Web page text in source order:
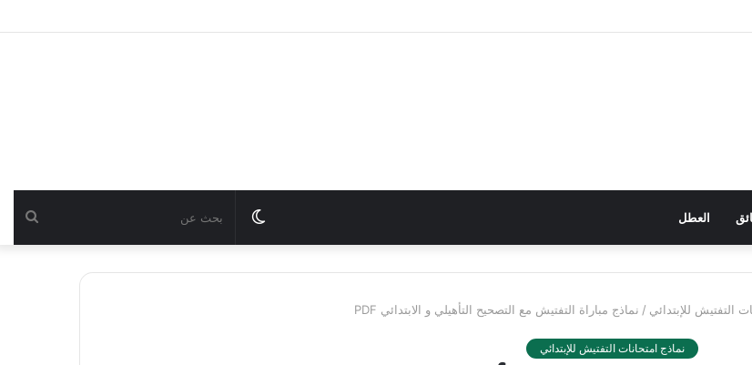
العطل بحث Switch
skin
التفتيش للإبتدائي / نماذج مباراة التفتيش مع التصحيح التأهيلي و الابتدائي PDF
نماذج امتحانات التفتيش للإبتدائي